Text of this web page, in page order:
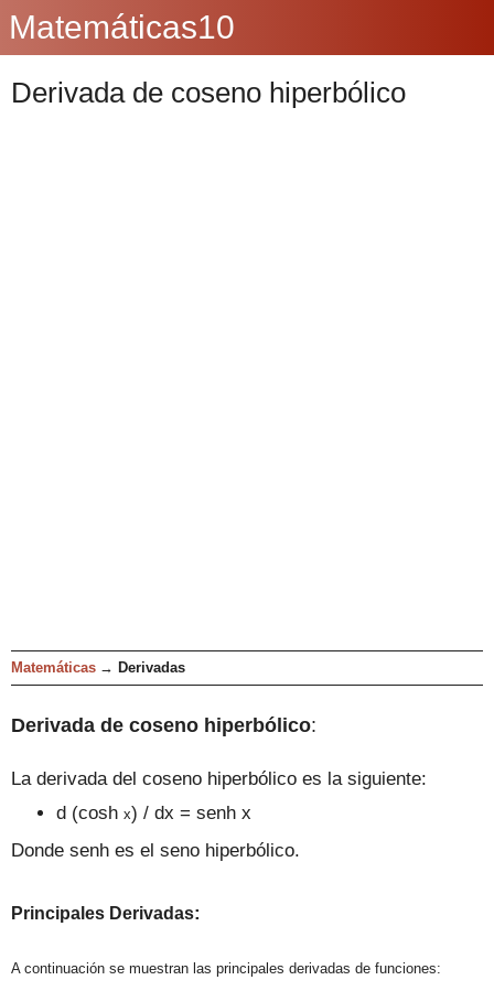
Matemáticas10
Derivada de coseno hiperbólico
Matemáticas → Derivadas
Derivada de coseno hiperbólico:
La derivada del coseno hiperbólico es la siguiente:
d (coshx) / dx = senh x
Donde senh es el seno hiperbólico.
Principales Derivadas:
A continuación se muestran las principales derivadas de funciones: